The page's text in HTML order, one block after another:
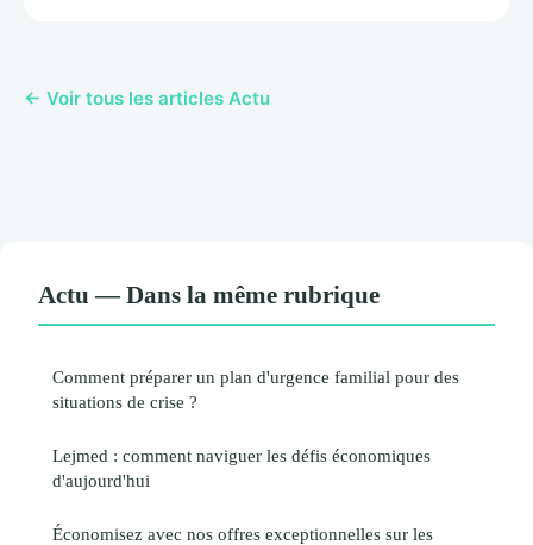
← Voir tous les articles Actu
Actu — Dans la même rubrique
Comment préparer un plan d'urgence familial pour des
situations de crise ?
Lejmed : comment naviguer les défis économiques
d'aujourd'hui
Économisez avec nos offres exceptionnelles sur les